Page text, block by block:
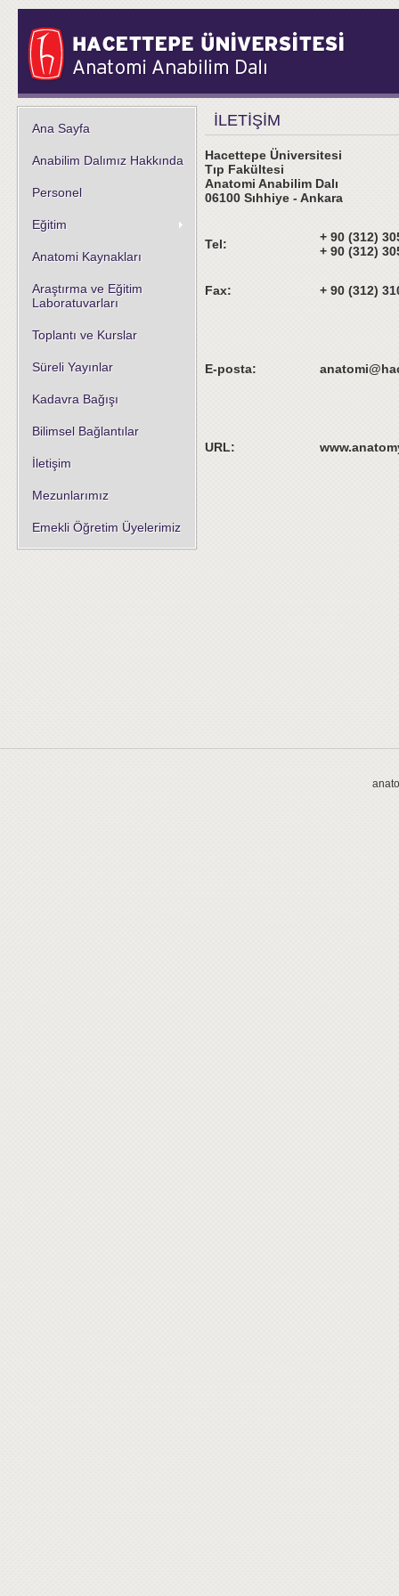
Ana Sayfa
Anabilim Dalımız Hakkında
Personel
Eğitim
Anatomi Kaynakları
Araştırma ve Eğitim
Laboratuvarları
Toplantı ve Kurslar
Süreli Yayınlar
Kadavra Bağışı
Bilimsel Bağlantılar
İletişim
Mezunlarımız
Emekli Öğretim Üyelerimiz
İLETİŞİM
Hacettepe Üniversitesi
Tıp Fakültesi
Anatomi Anabilim Dalı
06100 Sıhhiye - Ankara
Tel:
+ 90 (312)
+ 90 (312)
Fax: + 90 (312)
E-posta:
URL: